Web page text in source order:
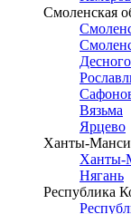
Смоленская
Вязьма
Ярцево
Ханты-
Ханты-
Нягань
Республика